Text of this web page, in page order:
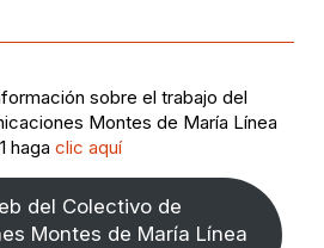
sobre el trabajo del
Montes de María Línea
haga clic aquí
del Colectivo de
Montes de María Línea